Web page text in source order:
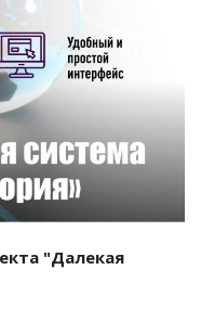
"Далекая